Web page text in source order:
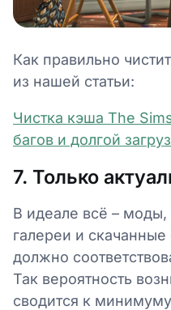
Как правильно
из нашей статьи:
Чистка кэша The
багов и долгой
7. Только
В идеале всё –
галереи и скачанные
должно
Так вероятность
сводится к